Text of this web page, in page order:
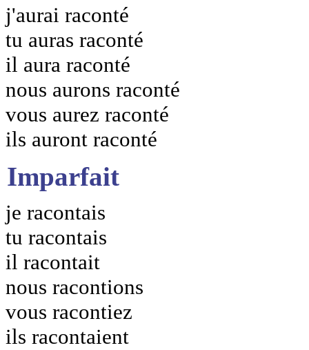
j'aurai raconté
tu auras raconté
il aura raconté
nous aurons raconté
vous aurez raconté
ils auront raconté
Imparfait
je racontais
tu racontais
il racontait
nous racontions
vous racontiez
ils racontaient